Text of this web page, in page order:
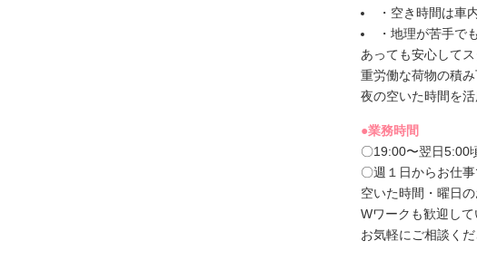
・空き時間は車
・地理が苦手で
あっても安心して
重労働な荷物の積み
夜の空いた時間を活
●業務時間
〇19:00〜翌日5:00
〇週１日からお仕事
空いた時間・曜日の
Wワークも歓迎して
お気軽にご相談くだ